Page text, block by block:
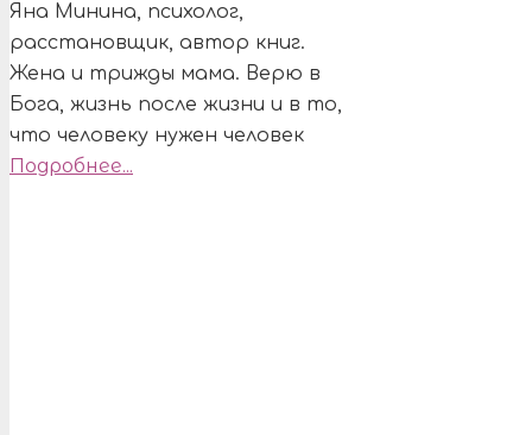
Яна Минина, психолог,
расстановщик, автор книг.
Жена и трижды мама. Верю в
Бога, жизнь после жизни и в то,
что человеку нужен человек
Подробнее...